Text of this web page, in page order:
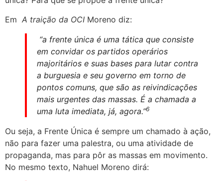
Em A traição da OCI Moreno diz:
“a frente única é uma tática que consiste
em convidar os partidos operários
majoritários e suas bases para lutar contra
a burguesia e seu governo em torno de
pontos comuns, que são as reivindicações
mais urgentes das massas. É a chamada a
uma luta imediata, já, agora.”6
Ou seja, a Frente Única é sempre um chamado à ação,
não para fazer uma palestra, ou uma atividade de
propaganda, mas para pôr as massas em movimento.
No mesmo texto, Nahuel Moreno dirá: